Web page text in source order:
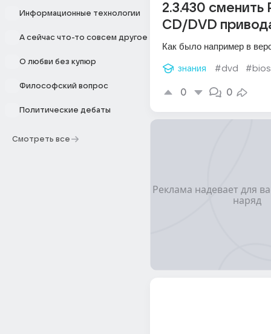
Информационные технологии
А сейчас что-то совсем другое
О любви без купюр
Философский вопрос
Политические дебаты
Смотреть все
2.3.430 сменить
CD/DVD
Как было например в
знания #dvd #bios
0 0